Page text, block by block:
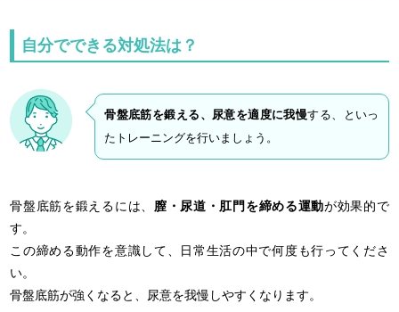
自分でできる対処法は？
骨盤底筋を鍛える、尿意を適度に我慢する、といっ
たトレーニングを行いましょう。
骨盤底筋を鍛えるには、 膣・尿道・肛門を締める運動が効果的で
す。
この締める動作を意識して、日常生活の中で何度も行ってくださ
い。
骨盤底筋が強くなると、尿意を我慢しやすくなります。